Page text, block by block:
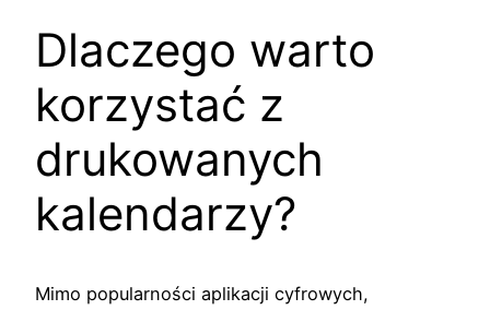
Dlaczego warto
korzystać z
drukowanych
kalendarzy?
Mimo popularności aplikacji cyfrowych,